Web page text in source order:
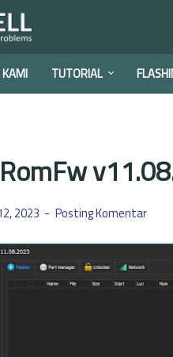
TUTORIAL
2023 Posting Komentar